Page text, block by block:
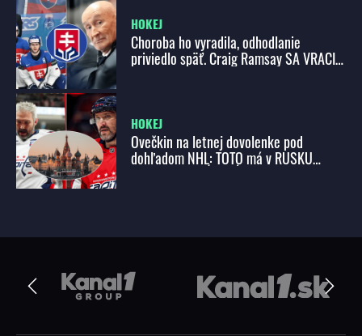
HOKEJ
Choroba ho vyradila, odhodlanie
priviedlo späť. Craig Ramsay SA VRACIA
HOKEJ
Ovečkin na letnej dovolenke pod
dohľadom NHL: TOTO má v RUSKU